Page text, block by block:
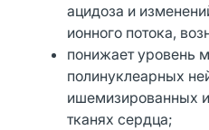
ацидоза и
ионного потока,
понижает уровень
полинуклеарных
ишемизированных
тканях сердца;